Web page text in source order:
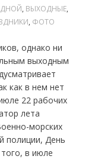
, ВЫХОДНЫЕ,
, ФОТО
однако ни
выходным
как в нем нет
22 рабочих
лета
морских
полиции, День
в июле